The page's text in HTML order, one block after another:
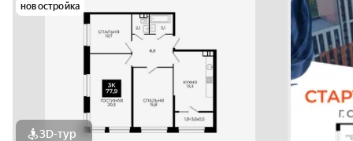
новостройка
3D-тур